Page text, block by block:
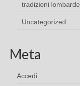
tradizioni lombarde
Uncategorized
Meta
Accedi